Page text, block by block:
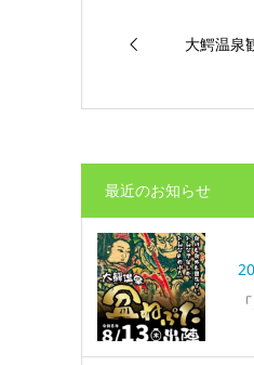
大鰐温泉
最近のお知らせ